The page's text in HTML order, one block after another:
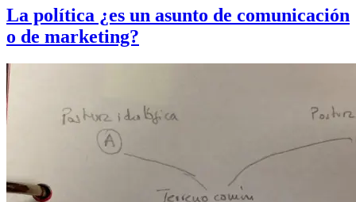
La política ¿es un asunto de comunicación
o de marketing?